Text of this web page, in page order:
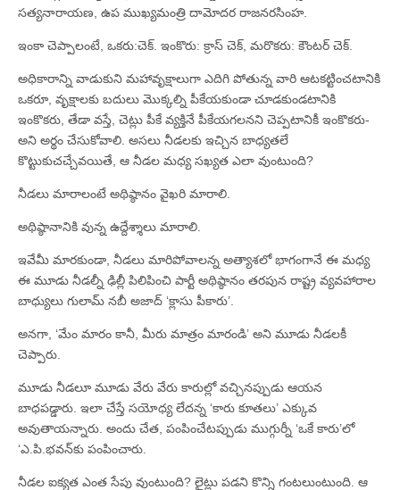
సత్యనారాయణ, ఉప ముఖ్యమంత్రి దామోదర రాజనరసింహ.
ఇంకా చెప్పాలంటే, ఒకరు:చెక్‌. ఇంకొరు: క్రాస్‌ చెక్‌, మరొకరు: కౌంటర్‌ చెక్‌.
అధికారాన్ని వాడుకుని మహావృక్షాలుగా ఎదిగి పోతున్న వారి ఆటకట్టించటానికి
ఒకరూ, వృక్షాలకు బదులు మొక్కల్ని పీకేయకుండా చూడకుండటానికి
ఇంకొకరు, తేడా వస్తే, చెట్లు పీకే వ్యక్తినే పీకేయగలనని చెప్పటానికీ ఇంకొకరు-
అని అర్థం చేసుకోవాలి. అసలు నీడలకు ఇచ్చిన బాధ్యతలే
కొట్టుకుచచ్చేవయితే, ఆ నీడల మధ్య సఖ్యత ఎలా వుంటుంది?
నీడలు మారాలంటే అథిష్ఠానం వైఖరి మారాలి.
అథిష్ఠానానికి వున్న ఉద్దేశ్శాలు మారాలి.
ఇవేమీ మారకుండా, నీడలు మారిపోవాలన్న అత్యాశలో భాగంగానే ఈ మధ్య
ఈ మూడు నీడల్నీ ఢిల్లీ పిలిపించి పార్టీ అథిష్ఠానం తరపున రాష్ట్ర వ్యవహారాల
బాధ్యులు గులామ్‌ నబీ అజాద్‌ ‘క్లాసు పీకారు’.
అనగా, ‘మేం మారం కానీ, మీరు మాత్రం మారండి’ అని మూడు నీడలకీ
చెప్పారు.
మూడు నీడలూ మూడు వేరు వేరు కారుల్లో వచ్చినప్పుడు ఆయన
బాధపడ్డారు. ఇలా చేస్తే సయోధ్య లేదన్న ‘కారు కూతలు’ ఎక్కువ
అవుతాయన్నారు. అందు చేత, పంపించేటప్పుడు ముగ్గుర్నీ ‘ఒకే కారు’లో
‘ఎ.పి.భవన్‌కు పంపించారు.
నీడల ఐక్యత ఎంత సేపు వుంటుంది? లైట్లు పడని కొన్ని గంటలుంటుంది. ఆ